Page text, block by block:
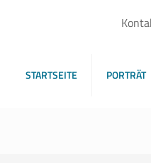
STARTSEITE PORTRÄT